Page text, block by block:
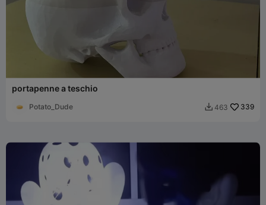
portapenne a teschio
Potato_Dude  463 339